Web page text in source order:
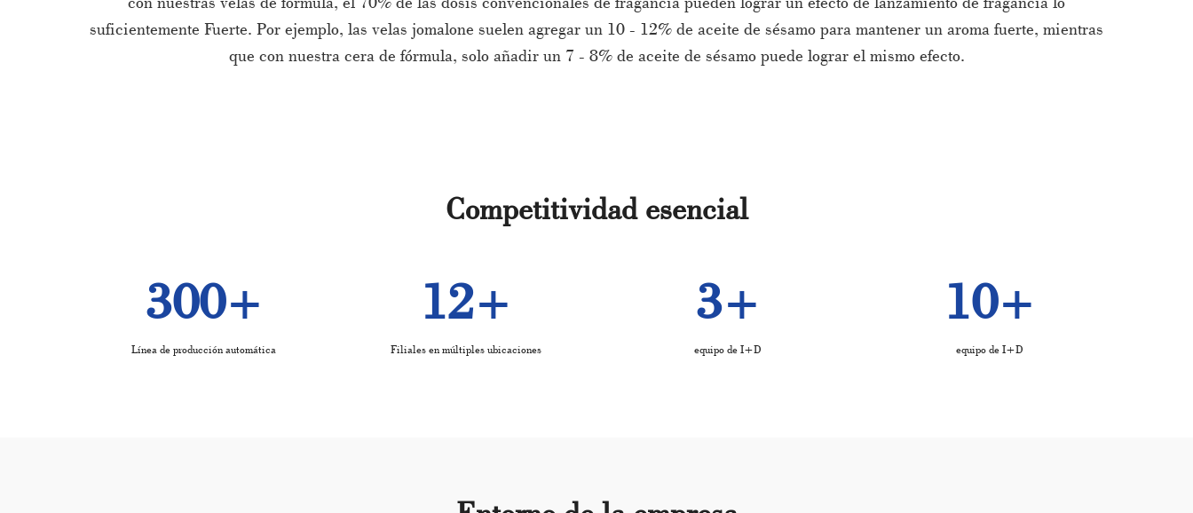
suficientemente Fuerte. Por ejemplo, las velas jomalone suelen agregar un 10 - 12% de aceite de sésamo para mantener un aroma fuerte, mientras
que con nuestra cera de fórmula, solo añadir un 7 - 8% de aceite de sésamo puede lograr el mismo efecto.
Competitividad esencial
300+
Línea de producción automática
12+
Filiales en múltiples ubicaciones
3+
equipo de I+D
10+
equipo de I+D